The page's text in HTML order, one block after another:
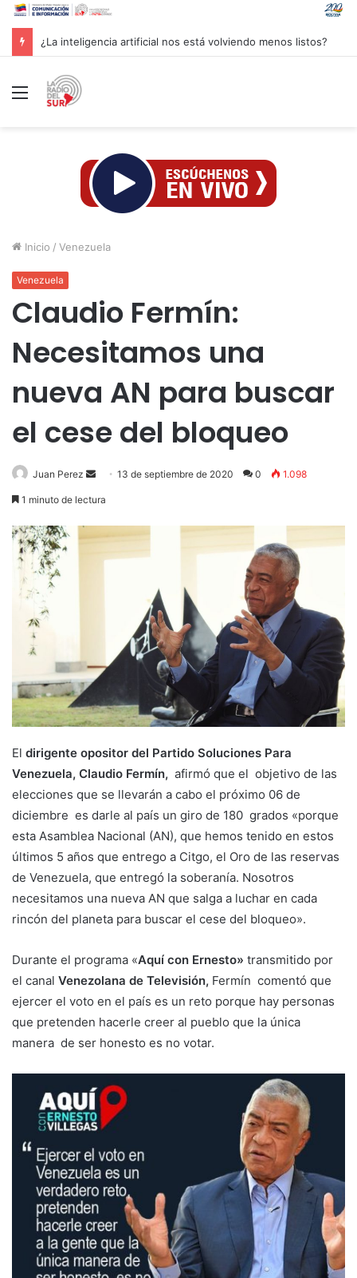
Groenlandia lanza una fuerte advertencia a empresa petrolera vinculada a Trump
Menú
Inicio / Venezuela
Venezuela
Claudio Fermín:
Necesitamos una
nueva AN para buscar
el cese del bloqueo
Juan Perez
Send13 de septiembre de 2020 0 1.098
1 minuto de lectura
El dirigente opositor del Partido Soluciones Para
Venezuela, Claudio Fermín, afirmó que el objetivo de las
elecciones que se llevarán a cabo el próximo 06 de
diciembre es darle al país un giro de 180 grados «porque
esta Asamblea Nacional (AN), que hemos tenido en estos
últimos 5 años que entrego a Citgo, el Oro de las reservas
de Venezuela, que entregó la soberanía. Nosotros
necesitamos una nueva AN que salga a luchar en cada
rincón del planeta para buscar el cese del bloqueo».
Durante el programa «Aquí con Ernesto» transmitido por
el canal Venezolana de Televisión, Fermín comentó que
ejercer el voto en el país es un reto porque hay personas
que pretenden hacerle creer al pueblo que la única
manera de ser honesto es no votar.